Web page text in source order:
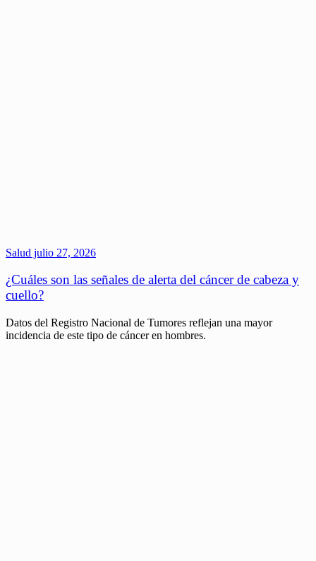
Salud julio 27, 2026
¿Cuáles son las señales de alerta del cáncer de cabeza y
cuello?
Datos del Registro Nacional de Tumores reflejan una mayor
incidencia de este tipo de cáncer en hombres.